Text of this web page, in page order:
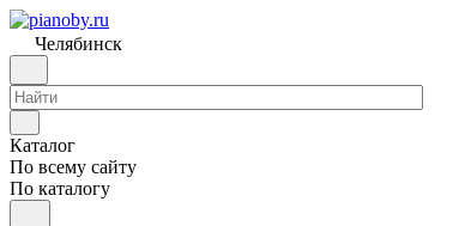
Челябинск
Каталог
По всему сайту
По каталогу